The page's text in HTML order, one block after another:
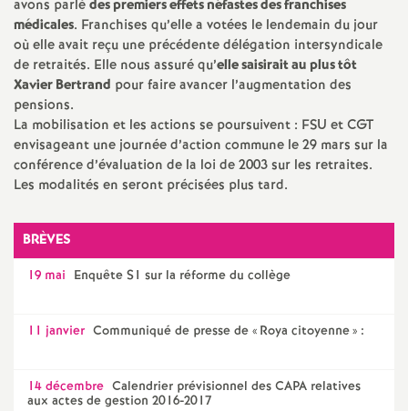
e
i
g
n
e
m
e
n
avons parlédes premiers effets néfastes des franchises
médicales. Franchises qu’elle a votées le lendemain du jour
où elle avait reçu une précédente délégation intersyndicale
de retraités. Elle nous assuré qu’elle saisirait au plus tôt
Xavier Bertrand pour faire avancer l’augmentation des
pensions.
La mobilisation et les actions se poursuivent : FSU et CGT
envisageant une journée d’action commune le 29 mars sur la
conférence d’évaluation de la loi de 2003 sur les retraites.
Les modalités en seront précisées plus tard.
BRÈVES
19 mai Enquête S1 sur la réforme du collège
11 janvier Communiqué de presse de « Roya citoyenne» :
14 décembre Calendrier prévisionnel des CAPA relatives
aux actes de gestion 2016-2017